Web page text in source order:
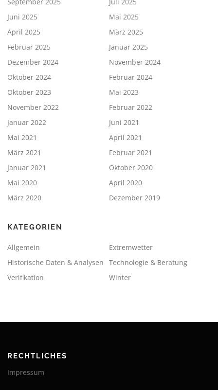
Juni 2025
Mai 2025
April 2025
März 2025
Februar 2025
Januar 2025
Dezember 2024
November 2024
Oktober 2024
Februar 2024
Oktober 2023
Mai 2023
November 2022
Februar 2022
Januar 2022
Juni 2021
Mai 2021
April 2021
März 2021
Februar 2021
Januar 2021
Oktober 2020
Mai 2020
April 2020
März 2020
Dezember 2019
KATEGORIEN
Allgemein
Extremwetter
Historische Daten & Analysen
Technologie & Beratung
Verifikation
Winter
RECHTLICHES
Impressum